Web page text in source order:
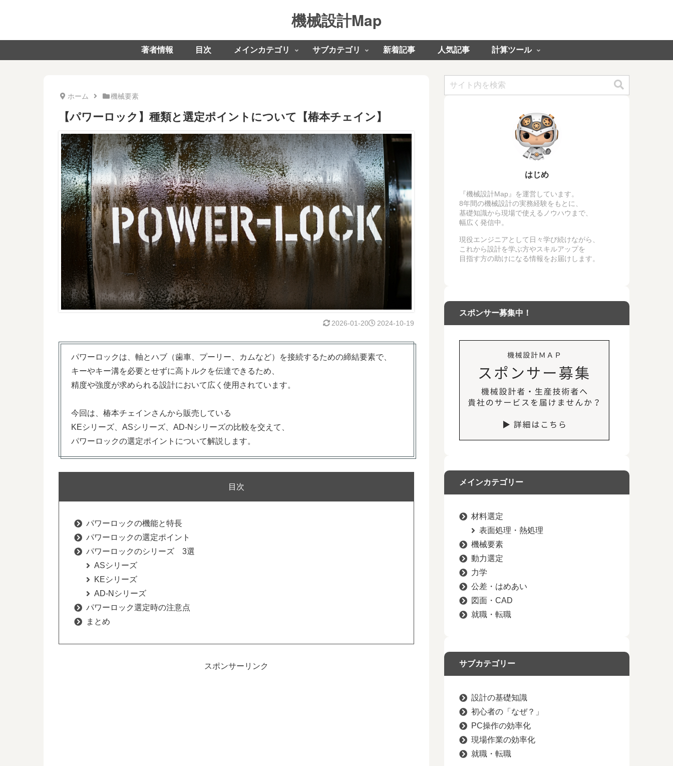
機械設計Map
著者情報 目次 メインカテゴリ サブカテゴリ 新着記事 人気記事 計算ツール
ホーム 機械要素
【パワーロック】種類と選定ポイントについて【椿本チェイン】
2024-10-19
2026-01-20
パワーロックは、軸とハブ（歯車、プーリー、カムなど）を接続するための締結要素で、
キーやキー溝を必要とせずに高トルクを伝達できるため、
精度や強度が求められる設計において広く使用されています。
今回は、椿本チェインさんから販売している
KEシリーズ、ASシリーズ、AD-Nシリーズの比較を交えて、
パワーロックの選定ポイントについて解説します。
目次
パワーロックの機能と特長
パワーロックの選定ポイント
パワーロックのシリーズ 3選
ASシリーズ
KEシリーズ
AD-Nシリーズ
パワーロック選定時の注意点
まとめ
スポンサーリンク
はじめ
『機械設計Map』を運営しています。
8年間の機械設計の実務経験をもとに、
基礎知識から現場で使えるノウハウまで、
幅広く発信中。
現役エンジニアとして日々学び続けながら、
これから設計を学ぶ方やスキルアップを
目指す方の助けになる情報をお届けします。
スポンサー募集中！
メインカテゴリー
材料選定
表面処理・熱処理
機械要素
動力選定
力学
公差・はめあい
図面・CAD
就職・転職
サブカテゴリー
設計の基礎知識
初心者の「なぜ？」
PC操作の効率化
現場作業の効率化
就職・転職